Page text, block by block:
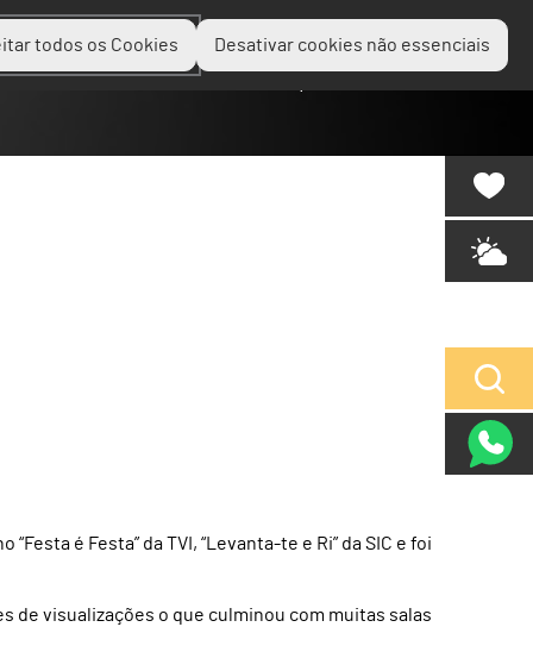
todos os Cookies Desativar cookies não essenciais
Planear Descobrir
é Festa” da TVI, “Levanta-te e Ri” da SIC e foi
de visualizações o que culminou com muitas salas